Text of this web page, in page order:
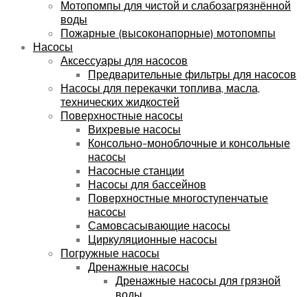
Мотопомпы для чистой и слабозагрязнённой
воды
Пожарные (высоконапорные) мотопомпы
Насосы
Аксессуары для насосов
Предварительные фильтры для насосов
Насосы для перекачки топлива, масла,
технических жидкостей
Поверхностные насосы
Вихревые насосы
Консольно-моноблочные и консольные
насосы
Насосные станции
Насосы для бассейнов
Поверхностные многоступенчатые
насосы
Самовсасывающие насосы
Циркуляционные насосы
Погружные насосы
Дренажные насосы
Дренажные насосы для грязной
воды